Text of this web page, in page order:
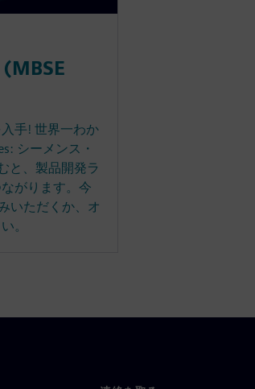
手! 世界一わか
シーメンス・
と、製品開発ラ
がります。今
いただくか、オ
。